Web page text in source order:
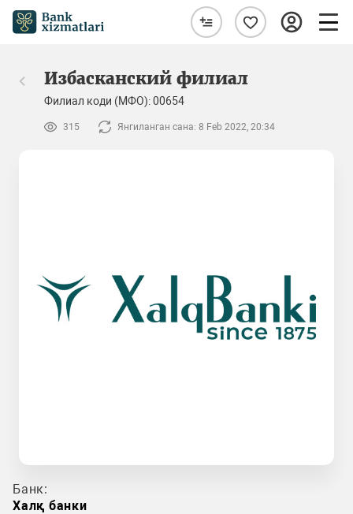
Избасканский филиал
Филиал коди (МФО): 00654
315 Янгиланган сана: 8 Feb 2022, 20:34
Банк:
Халқ банки